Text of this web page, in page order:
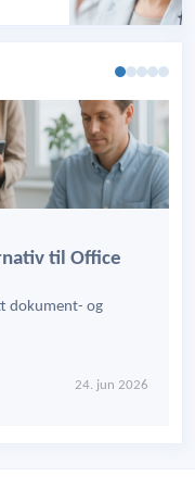
til Office
dokument- og
24. jun 2026